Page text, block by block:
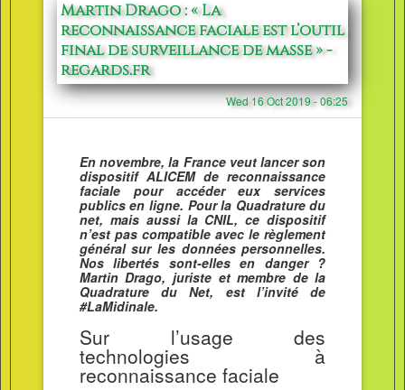
Martin Drago : « La
reconnaissance faciale est l’outil
final de surveillance de masse » -
regards.fr
Wed 16 Oct 2019 - 06:25
En novembre, la France veut lancer son
dispositif ALICEM de reconnaissance
faciale pour accéder eux services
publics en ligne. Pour la Quadrature du
net, mais aussi la CNIL, ce dispositif
n’est pas compatible avec le règlement
général sur les données personnelles.
Nos libertés sont-elles en danger ?
Martin Drago, juriste et membre de la
Quadrature du Net, est l’invité de
#LaMidinale.
Sur l’usage des
technologies à
reconnaissance faciale